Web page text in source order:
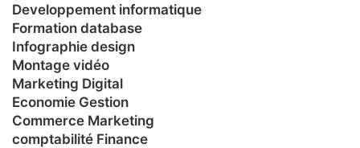
Developpement informatique
Formation database
Infographie design
Montage vidéo
Marketing Digital
Economie Gestion
Commerce Marketing
comptabilité Finance